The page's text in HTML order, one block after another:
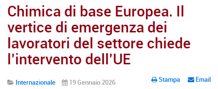
Chimica di base Europea. Il
vertice di emergenza dei
lavoratori del settore chiede
l’intervento dell’UE
Stampa Email
Internazionale 19 Gennaio 2026